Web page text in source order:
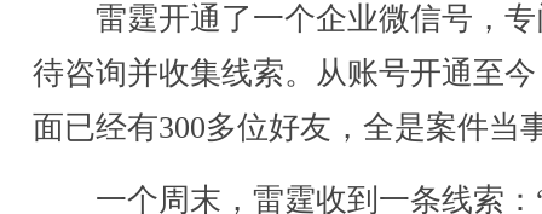
雷霆开通了一个企业微信号，专
待咨询并收集线索。从账号开通至
面已经有300多位好友，全是案件当
一个周末，雷霆收到一条线索：